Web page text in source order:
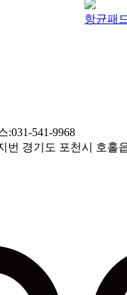
항균패
:031-541-9968
번 경기도 포천시 호홀